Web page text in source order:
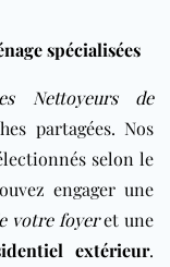
spécialisées
Nettoyeurs de
partagées. Nos
selon le
engager une
votre foyeret une
extérieur.